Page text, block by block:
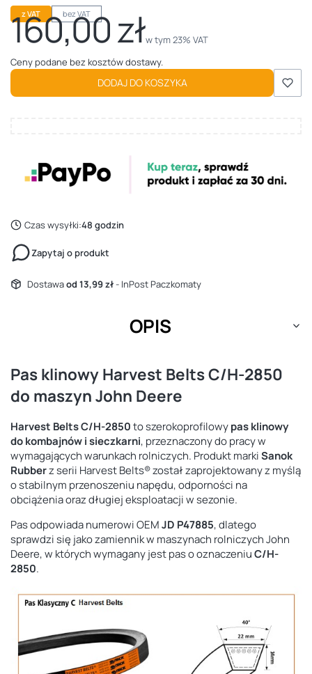
z VAT bez VAT
Cena
160,00 złw tym 23% VAT
w tym23% VAT
Ceny podane bez kosztów dostawy.
DODAJ DO KOSZYKA
Czas wysyłki:48 godzin
Zapytaj o produkt
Dostawaod 13,99 zł- InPost Paczkomaty
OPIS
Pas klinowy Harvest Belts C/H-2850
do maszyn John Deere
Harvest Belts C/H-2850to szerokoprofilowypas klinowy
do kombajnów i sieczkarni, przeznaczony do pracy w
wymagających warunkach rolniczych. Produkt markiSanok
Rubberz serii Harvest Belts® został zaprojektowany z myślą
o stabilnym przenoszeniu napędu, odporności na
obciążenia oraz długiej eksploatacji w sezonie.
Pas odpowiada numerowi OEMJD P47885, dlatego
sprawdzi się jako zamiennik w maszynach rolniczych John
Deere, w których wymagany jest pas o oznaczeniuC/H-
2850.